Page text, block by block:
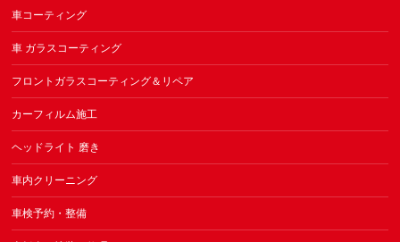
車コーティング
車 ガラスコーティング
フロントガラスコーティング＆リペア
カーフィルム施工
ヘッドライト 磨き
車内クリーニング
車検予約・整備